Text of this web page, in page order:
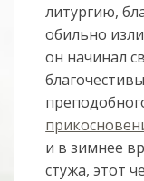
литургию,
обильно
он начинал
и в зимнее
стужа, этот